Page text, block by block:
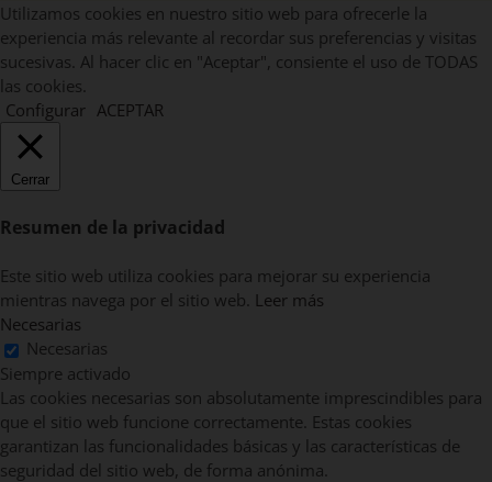
Utilizamos cookies en nuestro sitio web para ofrecerle la
experiencia más relevante al recordar sus preferencias y visitas
sucesivas. Al hacer clic en "Aceptar", consiente el uso de TODAS
las cookies.
Configurar ACEPTAR
Cerrar
Resumen de la privacidad
Este sitio web utiliza cookies para mejorar su experiencia
mientras navega por el sitio web. Leer más
Necesarias
Necesarias
Siempre activado
Las cookies necesarias son absolutamente imprescindibles para
que el sitio web funcione correctamente. Estas cookies
garantizan las funcionalidades básicas y las características de
seguridad del sitio web, de forma anónima.